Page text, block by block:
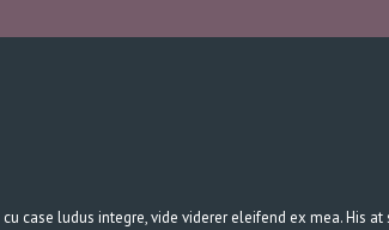
case ludus integre, vide viderer eleifend ex mea. His